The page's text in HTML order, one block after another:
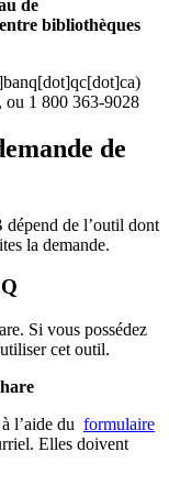
de
bibliothèques
)
ou 1 800 363-9028
de
dépend de l’outil dont
la demande.
Si vous possédez
cet outil.
l’aide du formulaire
Elles doivent